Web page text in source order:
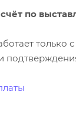
по